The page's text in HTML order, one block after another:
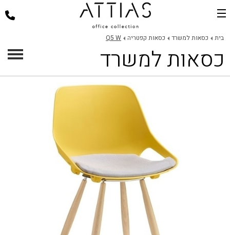
בית
דלפקי קבלה
כסאות למשרד
בית כסאות למשרד כסאות קפטריה Q5 W
כסאות למשרד